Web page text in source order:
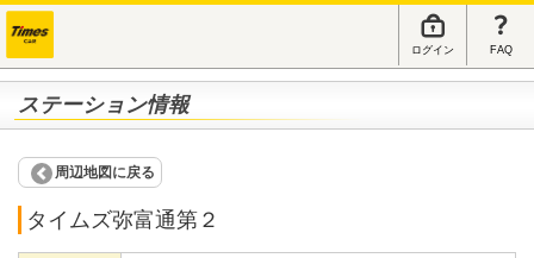
ログイン FAQ
ステーション情報
周辺地図に戻る
タイムズ弥富通第２